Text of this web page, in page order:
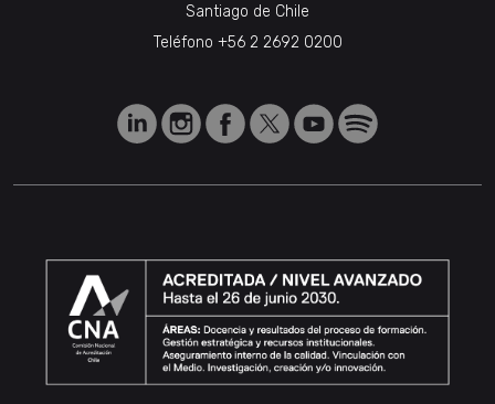
Santiago de Chile
Teléfono +56 2 2692 0200